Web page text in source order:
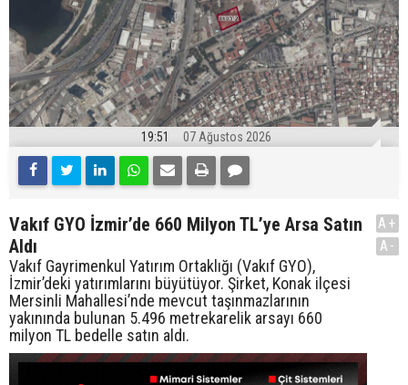
19:51 07 Ağustos 2026
Vakıf GYO İzmir’de 660 Milyon TL’ye Arsa Satın
Aldı
Vakıf Gayrimenkul Yatırım Ortaklığı (Vakıf GYO),
İzmir’deki yatırımlarını büyütüyor. Şirket, Konak ilçesi
Mersinli Mahallesi’nde mevcut taşınmazlarının
yakınında bulunan 5.496 metrekarelik arsayı 660
milyon TL bedelle satın aldı.
A+
A-